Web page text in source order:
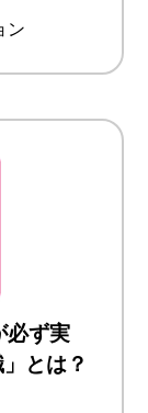
ン
必ず実
とは？